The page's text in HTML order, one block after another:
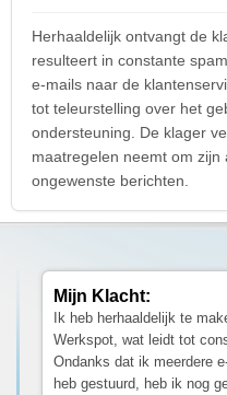
Herhaaldelijk ontvangt de
resulteert in constante
e-mails naar de
tot teleurstelling over het
ondersteuning. De klager
maatregelen neemt om
ongewenste berichten.
Mijn Klacht:
Ik heb herhaaldelijk te
Werkspot, wat leidt tot
Ondanks dat ik meerdere
heb gestuurd, heb ik nog